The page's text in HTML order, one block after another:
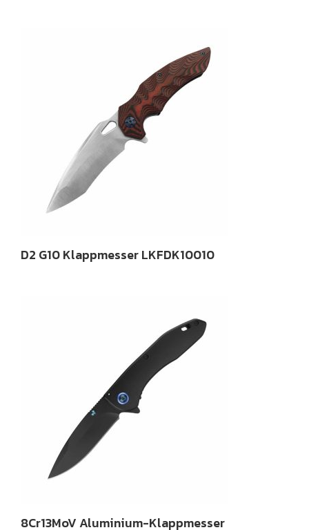
D2 G10 Klappmesser LKFDK10010
8Cr13MoV Aluminium-Klappmesser